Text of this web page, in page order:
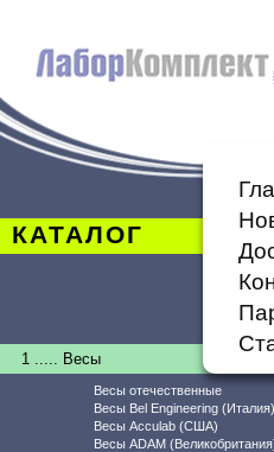
КАТАЛОГ
1 ..... Весы
Весы отечественные
Весы Bel Engineering (Италия)
Весы Acculab (США)
Весы ADAM